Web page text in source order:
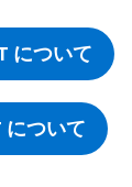
について
ついて